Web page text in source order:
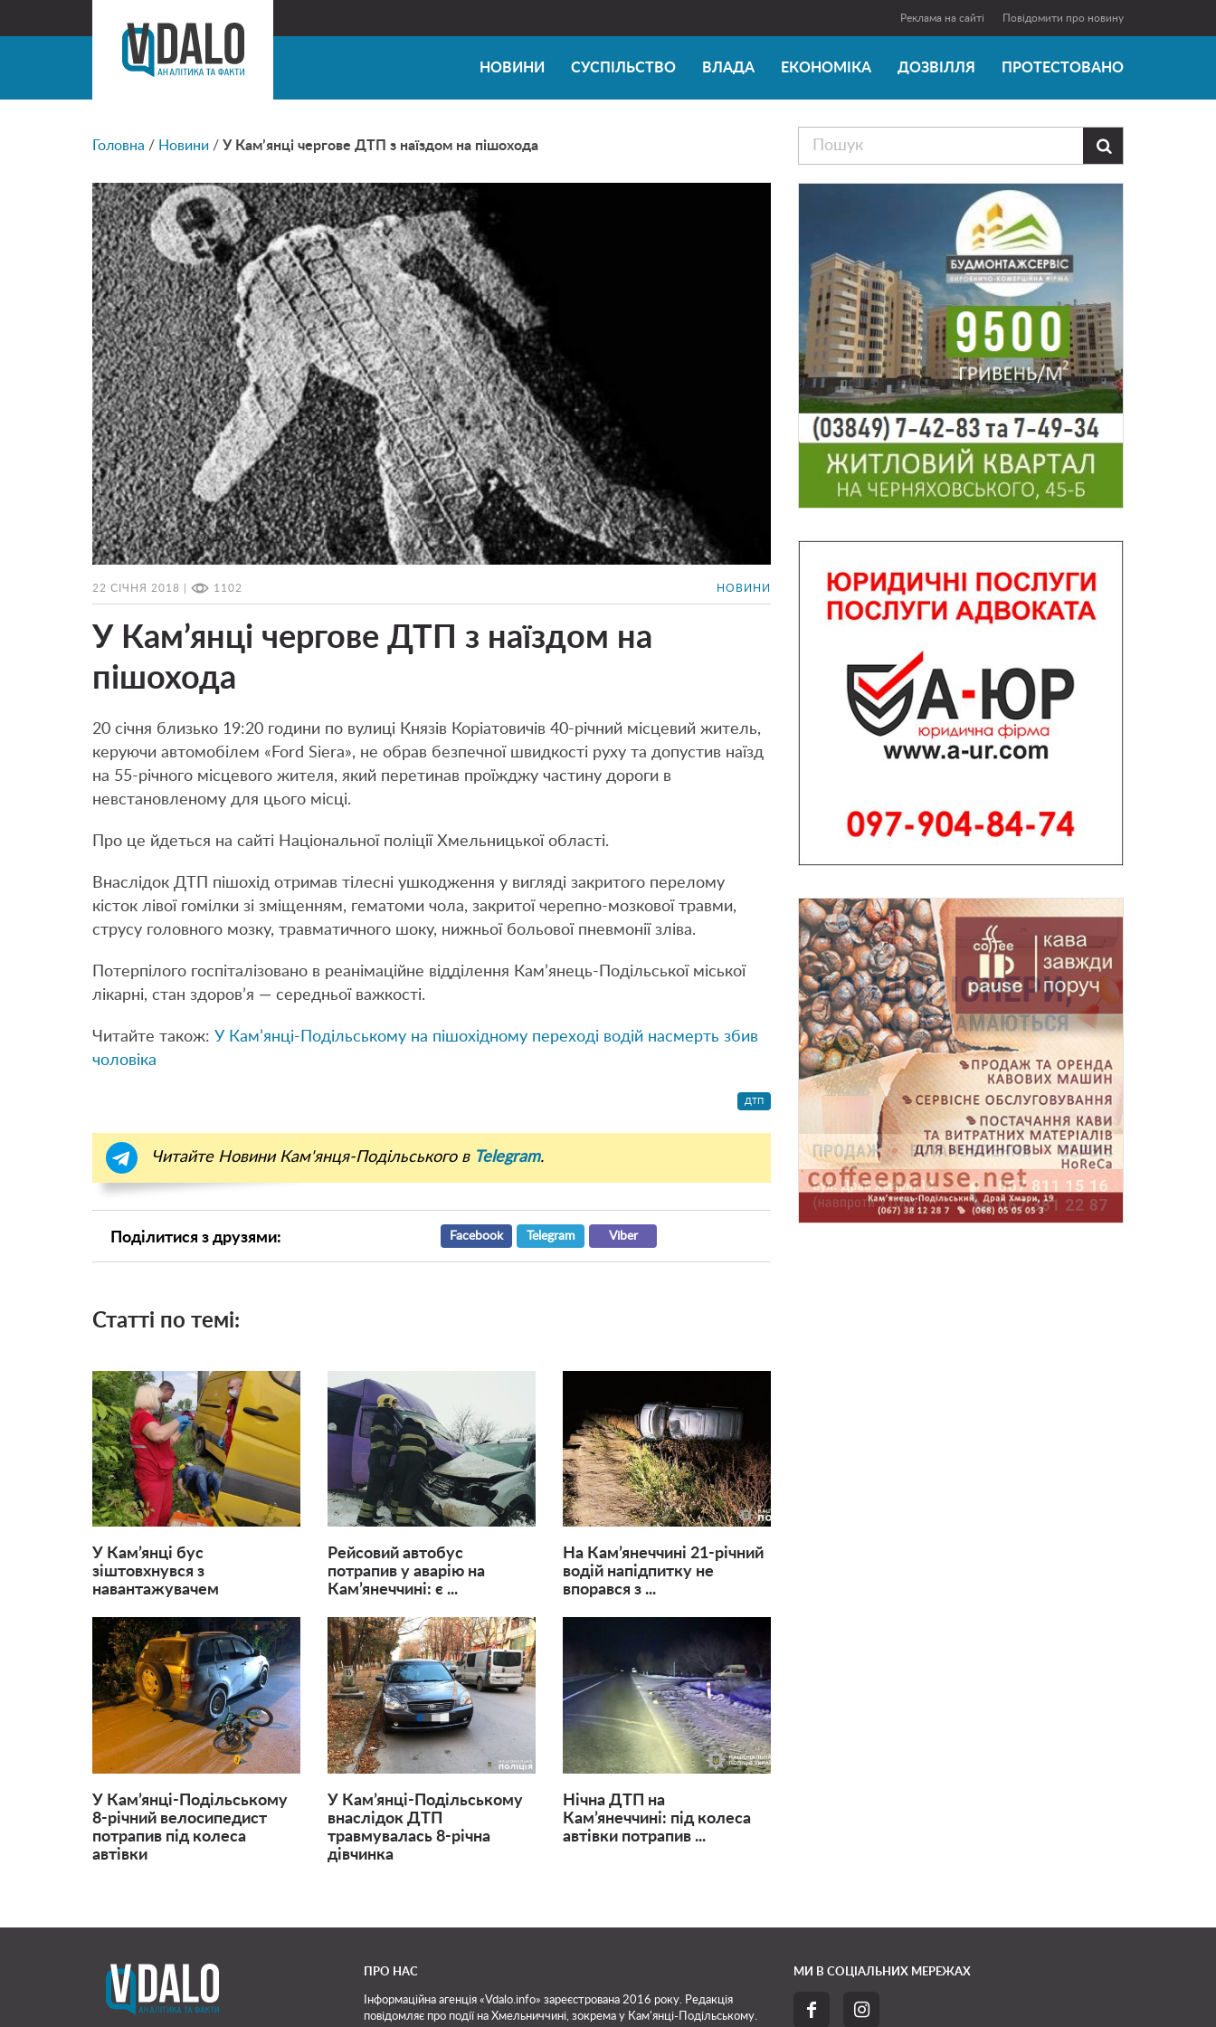
Реклама на сайті Повідомити про новину
НОВИНИ СУСПІЛЬСТВО ВЛАДА ЕКОНОМІКА ДОЗВІЛЛЯ ПРОТЕСТОВАНО
Головна / Новини / У Кам’янці чергове ДТП з наїздом на пішохода
22 СІЧНЯ 2018 | 1102 НОВИНИ
У Кам’янці чергове ДТП з наїздом на
пішохода
20 січня близько 19:20 години по вулиці Князів Коріатовичів 40-річний місцевий житель,
керуючи автомобілем «Ford Siera», не обрав безпечної швидкості руху та допустив наїзд
на 55-річного місцевого жителя, який перетинав проїжджу частину дороги в
невстановленому для цього місці.
Про це йдеться на сайті Національної поліції Хмельницької області.
Внаслідок ДТП пішохід отримав тілесні ушкодження у вигляді закритого перелому
кісток лівої гомілки зі зміщенням, гематоми чола, закритої черепно-мозкової травми,
струсу головного мозку, травматичного шоку, нижньої больової пневмонії зліва.
Потерпілого госпіталізовано в реанімаційне відділення Кам’янець-Подільської міської
лікарні, стан здоров’я — середньої важкості.
Читайте також: У Кам’янці-Подільському на пішохідному переході водій насмерть збив
чоловіка
ДТП
Читайте Новини Кам'янця-Подільського в Telegram.
Поділитися з друзями: Facebook Telegram Viber
Статті по темі:
У Кам’янці бус
зіштовхнувся з
навантажувачем
Рейсовий автобус
потрапив у аварію на
Кам’янеччині: є ...
На Кам’янеччині 21-річний
водій напідпитку не
впорався з ...
У Кам’янці-Подільському
8-річний велосипедист
потрапив під колеса
автівки
У Кам’янці-Подільському
внаслідок ДТП
травмувалась 8-річна
дівчинка
Нічна ДТП на
Кам’янеччині: під колеса
автівки потрапив ...

ПРО НАС
Інформаційна агенція «Vdalo.info» зареєстрована 2016 року. Редакція
повідомляє про події на Хмельниччині, зокрема у Кам'янці-Подільському.
МИ В СОЦІАЛЬНИХ МЕРЕЖАХ
 